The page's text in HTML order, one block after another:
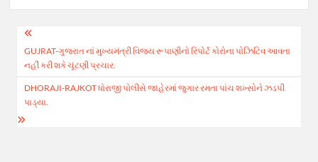
Post
navigation
GUJRAT-ગુજરાત નાં મુખ્યમંત્રી વિજય રૂપાણીનો રિપોર્ટ કોરોના પોઝિટિવ આવતા
નહીં કરી શકે ચૂંટણી પ્રચાર.
DHORAJI-RAJKOT ધોરાજી પોલીસે જાહેરમાં જુગાર રમતા પાંચ શખ્સોને ઝડપી
પાડ્યા.